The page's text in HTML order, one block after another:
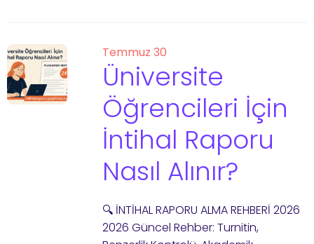
Temmuz 30
Üniversite
Öğrencileri İçin
İntihal Raporu
Nasıl Alınır?
🔍 İNTİHAL RAPORU ALMA REHBERİ 2026
2026 Güncel Rehber: Turnitin,